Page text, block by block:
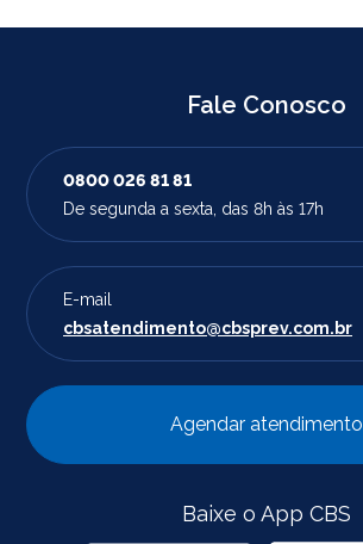
Fale Conosco
0800 026 81 81
De segunda a sexta, das 8h às 17h
E-mail
cbsatendimento@cbsprev.com.br
Agendar atendimento
Baixe o App CBS